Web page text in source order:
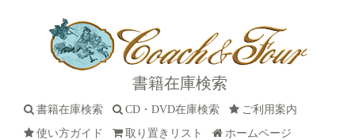
書籍在庫検索
書籍在庫検索 CD・DVD在庫検索
ご利用案内
使い方ガイド
取り置きリスト ホームページ